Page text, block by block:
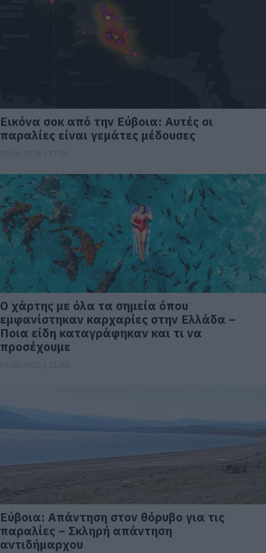
Εικόνα σοκ από την Εύβοια: Αυτές οι
παραλίες είναι γεμάτες μέδουσες
Ο χάρτης με όλα τα σημεία όπου
εμφανίστηκαν καρχαρίες στην Ελλάδα –
Ποια είδη καταγράφηκαν και τι να
προσέχουμε
Εύβοια: Απάντηση στον θόρυβο για τις
παραλίες – Σκληρή απάντηση
αντιδήμαρχου